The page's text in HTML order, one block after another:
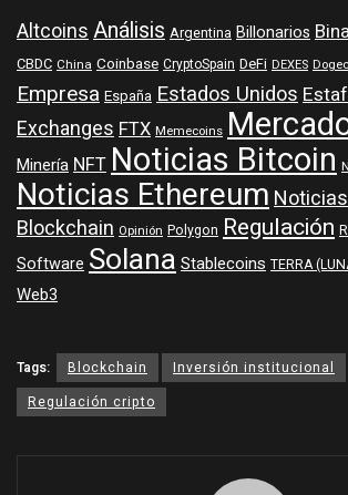
Altcoins Análisis Argentina Billonarios
CBDC China Coinbase CryptoSpain DeFi DEXES
Empresa España Estados Unidos
Exchanges FTX Memecoins
Minería NFTNoticias Bitcoin
Noticias Ethereum
Blockchain Opinión Polygon Regulación
Software Solana Stablecoins TERRA
Web3
Tags: Blockchain
Inversión institucional
Regulación cripto